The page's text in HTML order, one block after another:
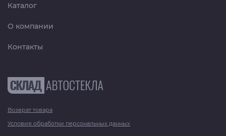
Каталог
О компании
Контакты
Возврат товара
Условия обработки персональных данных